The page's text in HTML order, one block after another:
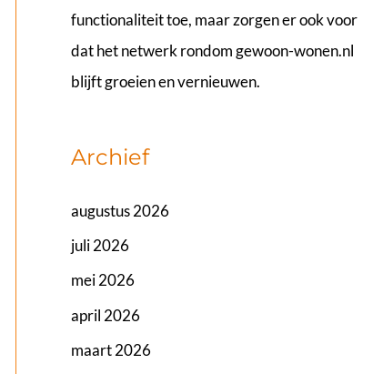
functionaliteit toe, maar zorgen er ook voor
dat het netwerk rondom gewoon-wonen.nl
blijft groeien en vernieuwen.
Archief
augustus 2026
juli 2026
mei 2026
april 2026
maart 2026